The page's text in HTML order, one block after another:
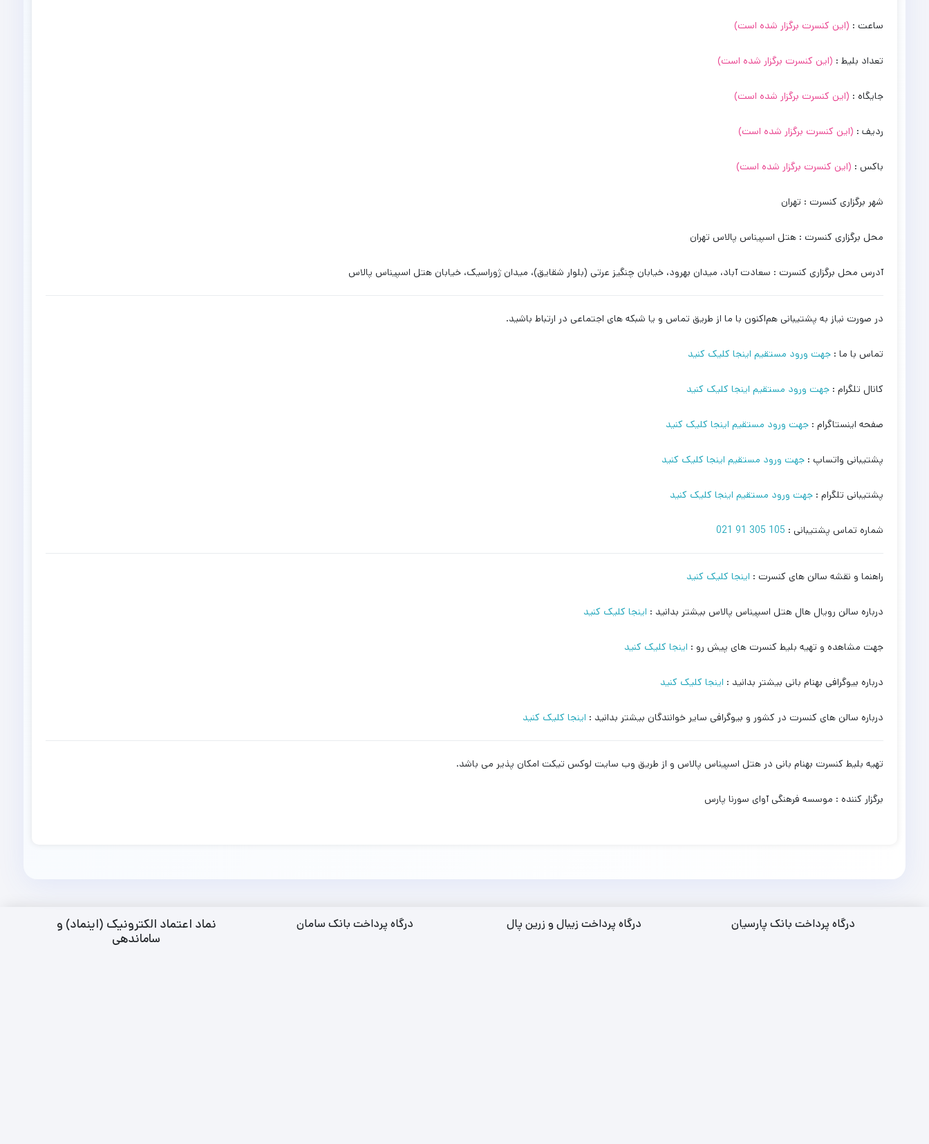
ساعت : (این کنسرت برگزار شده است)
تعداد بلیط : (این کنسرت برگزار شده است)
جایگاه : (این کنسرت برگزار شده است)
ردیف : (این کنسرت برگزار شده است)
باکس : (این کنسرت برگزار شده است)
شهر برگزاری کنسرت : تهران
محل برگزاری کنسرت : هتل اسپیناس پالاس تهران
آدرس محل برگزاری کنسرت : سعادت آباد، میدان بهرود، خیابان چنگیز عرتی (بلوار شقایق)، میدان ژوراسیک، خیابان هتل اسپیناس پالاس
در صورت نیاز به پشتیبانی هم‌اکنون با ما از طریق تماس و یا شبکه های اجتماعی در ارتباط باشید.
تماس با ما : جهت ورود مستقیم اینجا کلیک کنید
کانال تلگرام : جهت ورود مستقیم اینجا کلیک کنید
صفحه اینستاگرام : جهت ورود مستقیم اینجا کلیک کنید
پشتیبانی واتساپ : جهت ورود مستقیم اینجا کلیک کنید
پشتیبانی تلگرام : جهت ورود مستقیم اینجا کلیک کنید
شماره تماس پشتیبانی : 105 305 91 021
راهنما و نقشه سالن های کنسرت : اینجا کلیک کنید
درباره سالن رویال هال هتل اسپیناس پالاس بیشتر بدانید : اینجا کلیک کنید
جهت مشاهده و تهیه بلیط کنسرت های پیش رو : اینجا کلیک کنید
درباره بیوگرافی بهنام بانی بیشتر بدانید : اینجا کلیک کنید
درباره سالن های کنسرت در کشور و بیوگرافی سایر خوانندگان بیشتر بدانید : اینجا کلیک کنید
تهیه بلیط کنسرت بهنام بانی در هتل اسپیناس پالاس و از طریق وب سایت لوکس تیکت امکان پذیر می باشد.
برگزار کننده : موسسه فرهنگی آوای سورنا پارس
درگاه پرداخت بانک پارسیان درگاه پرداخت زیبال و زرین پال درگاه پرداخت بانک سامان
نماد اعتماد الکترونیک (اینماد) و
ساماندهی